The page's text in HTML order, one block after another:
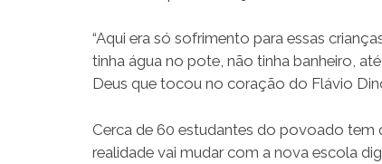
“Aqui era só sofrimento para essas
tinha água no pote, não tinha banheiro,
Deus que tocou no coração do Flávio
Cerca de 60 estudantes do povoado tem
realidade vai mudar com a nova escola